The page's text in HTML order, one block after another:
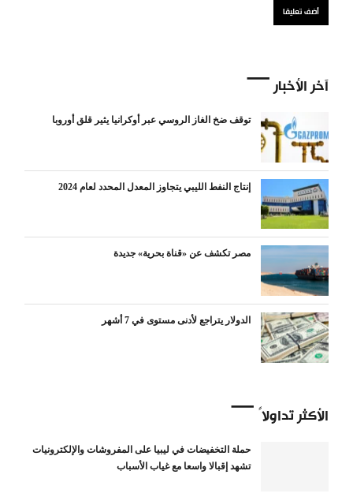
آخر الأخبار
توقف ضخ الغاز الروسي عبر أوكرانيا يثير قلق أوروبا
إنتاج النفط الليبي يتجاوز المعدل المحدد لعام 2024
مصر تكشف عن «قناة بحرية» جديدة
الدولار يتراجع لأدنى مستوى في 7 أشهر
الأكثر تداولاً
حملة التخفيضات في ليبيا على المفروشات والإلكترونيات
تشهد إقبالا واسعا مع غياب الأسباب